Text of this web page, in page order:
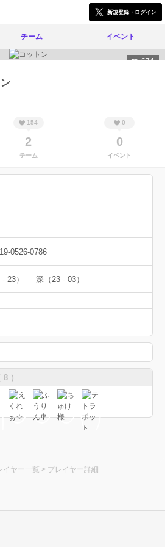
新規登録・ログイン
チーム イベント
674
154
2
チーム
0
0
イベント
0526-0786
23） 深（23 - 03）
8 ）
イヤー一覧 > プレイヤー詳細